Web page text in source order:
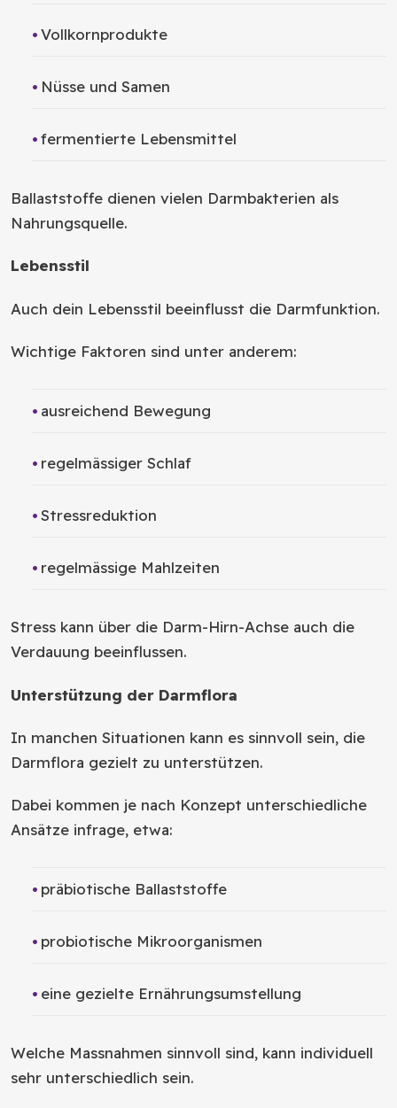
Vollkornprodukte
Nüsse und Samen
fermentierte Lebensmittel
Ballaststoffe dienen vielen Darmbakterien als
Nahrungsquelle.
Lebensstil
Auch dein Lebensstil beeinflusst die Darmfunktion.
Wichtige Faktoren sind unter anderem:
ausreichend Bewegung
regelmässiger Schlaf
Stressreduktion
regelmässige Mahlzeiten
Stress kann über die Darm-Hirn-Achse auch die
Verdauung beeinflussen.
Unterstützung der Darmflora
In manchen Situationen kann es sinnvoll sein, die
Darmflora gezielt zu unterstützen.
Dabei kommen je nach Konzept unterschiedliche
Ansätze infrage, etwa:
präbiotische Ballaststoffe
probiotische Mikroorganismen
eine gezielte Ernährungsumstellung
Welche Massnahmen sinnvoll sind, kann individuell
sehr unterschiedlich sein.